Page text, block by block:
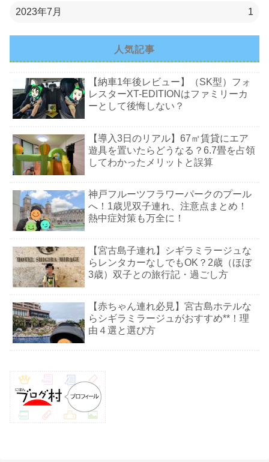
2023年7月 1
人気記事
【納車1年後レビュー】（SK型）フォ
レスターXT-EDITIONはファミリーカ
ーとして後悔しない？
【導入3日のリアル】67㎡賃貸にエア
遊具を置いたらどうなる？6.7畳を占領
してわかったメリットと誤算
神戸フルーツフラワーパークのプール
へ！1歳児双子連れ、注意点まとめ！
熱中症対策も万全に！
【宮古島子連れ】シギラミラージュな
らレンタカーなしでもOK？2歳（ほぼ
3歳）双子との旅行記・過ごし方
【赤ちゃん連れ必見】宮古島ホテルな
らシギラミラージュがおすすめ**！理
由４選と選び方